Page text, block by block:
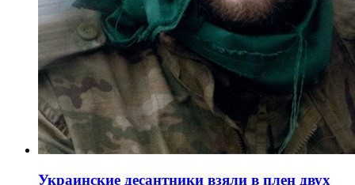
Украинские десантники взяли в плен двух